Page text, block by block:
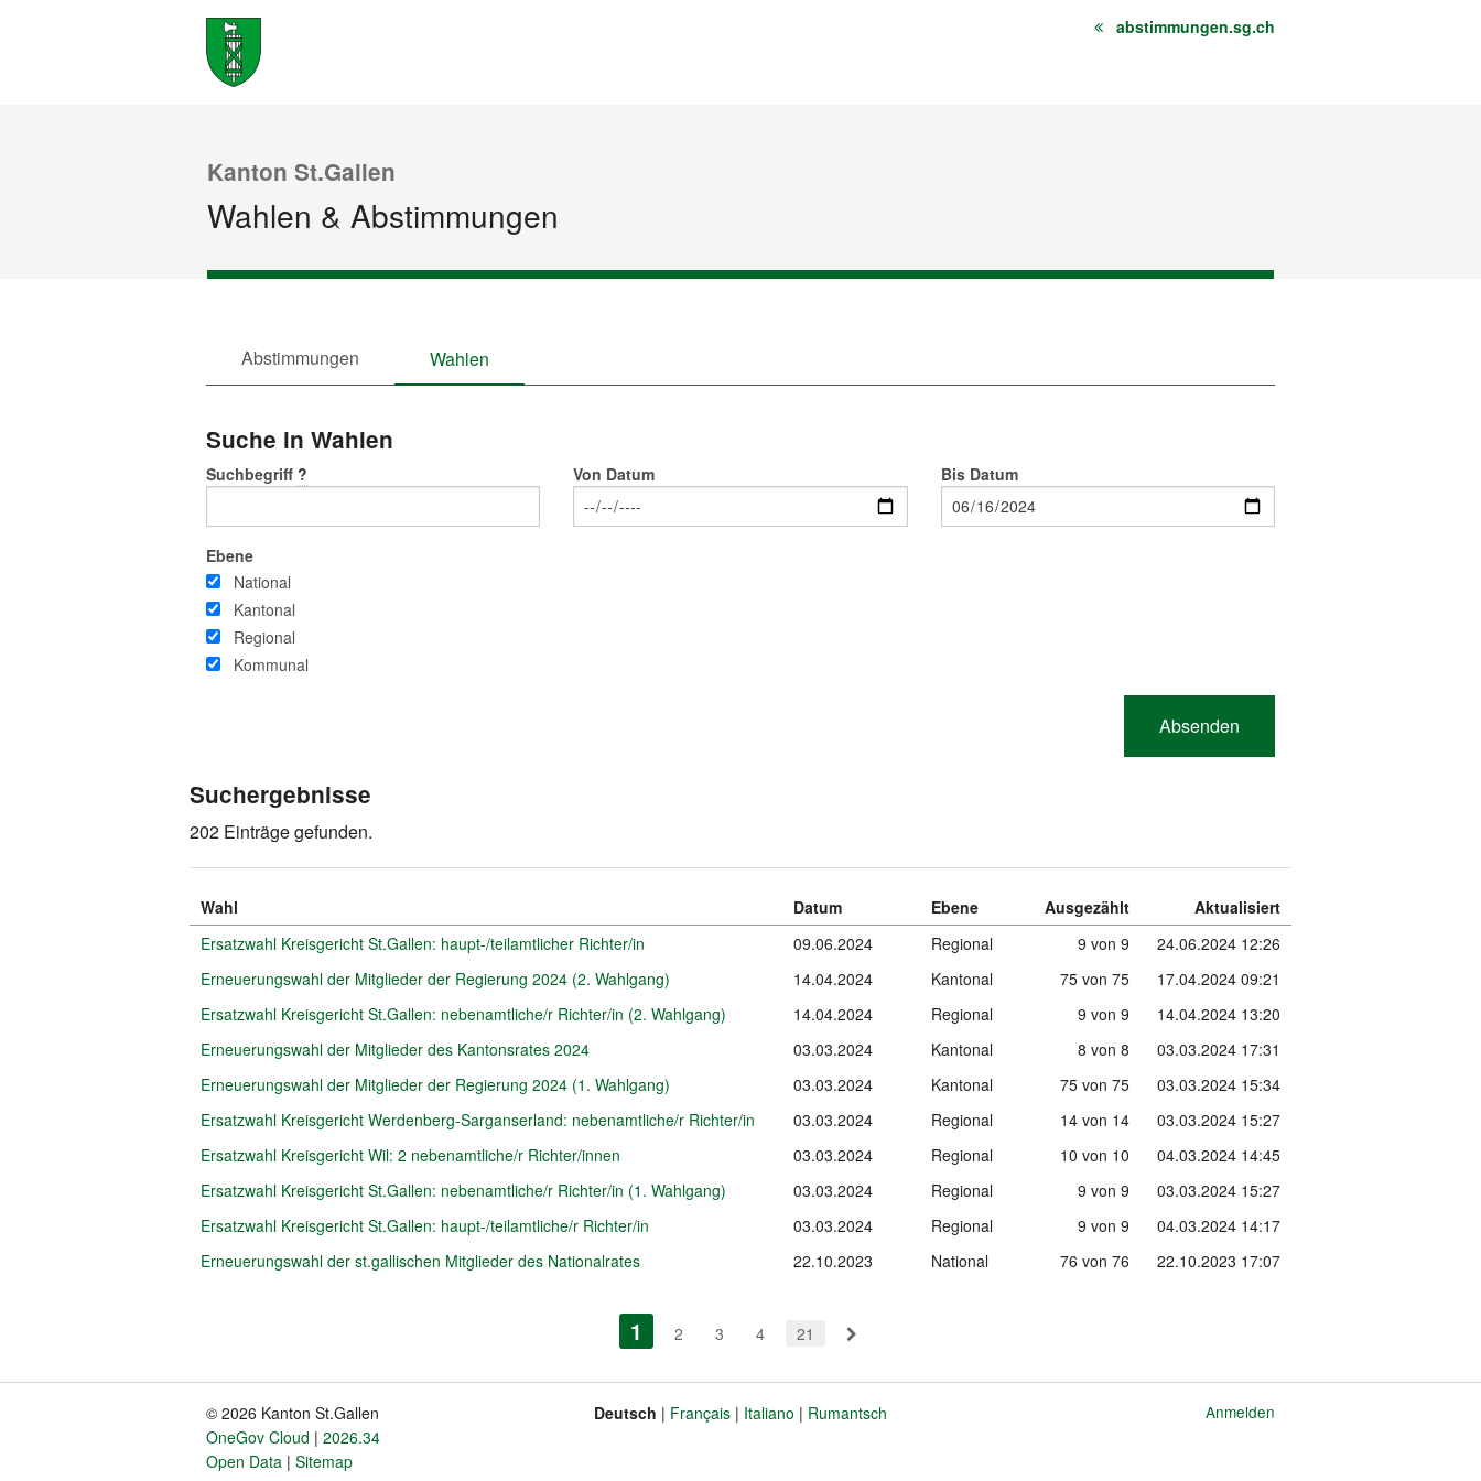
abstimmungen.sg.ch
Kanton St.Gallen
Wahlen & Abstimmungen
Abstimmungen Wahlen
Suche in Wahlen
Suchbegriff ? Von Datum Bis Datum
Ebene
National
Kantonal
Regional
Kommunal
Suchergebnisse
202 Einträge gefunden.
Wahl Datum Ebene Ausgezählt
Aktualisiert
Ersatzwahl Kreisgericht St.Gallen: haupt-/teilamtlicher Richter/in
09.06.2024 Regional 9 von 9
24.06.2024 12:26
Erneuerungswahl der Mitglieder der Regierung 2024 (2. Wahlgang)
14.04.2024 Kantonal 75 von 75
17.04.2024 09:21
Ersatzwahl Kreisgericht St.Gallen: nebenamtliche/r Richter/in (2. Wahlgang)
14.04.2024 Regional 9 von 9
14.04.2024 13:20
Erneuerungswahl der Mitglieder des Kantonsrates 2024
03.03.2024 Kantonal 8 von 8
03.03.2024 17:31
Erneuerungswahl der Mitglieder der Regierung 2024 (1. Wahlgang)
03.03.2024 Kantonal 75 von 75
03.03.2024 15:34
Ersatzwahl Kreisgericht Werdenberg-Sarganserland: nebenamtliche/r Richter/in
03.03.2024 Regional 14 von 14
03.03.2024 15:27
Ersatzwahl Kreisgericht Wil: 2 nebenamtliche/r Richter/innen
03.03.2024 Regional 10 von 10
04.03.2024 14:45
Ersatzwahl Kreisgericht St.Gallen: nebenamtliche/r Richter/in (1. Wahlgang)
03.03.2024 Regional 9 von 9
03.03.2024 15:27
Ersatzwahl Kreisgericht St.Gallen: haupt-/teilamtliche/r Richter/in
03.03.2024 Regional 9 von 9
04.03.2024 14:17
Erneuerungswahl der st.gallischen Mitglieder des Nationalrates
22.10.2023 National 76 von 76 22.10.2023 17:07
1 (aktiv)
2 3 4 21
Sprache
Deutsch Français Italiano Rumantsch
© 2026 Kanton St.Gallen
OneGov Cloud
2026.34
Open Data
Sitemap
Anmelden